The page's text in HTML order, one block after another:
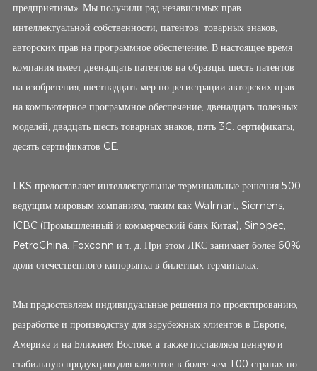
предприятиям». Мы получили ряд независимых прав
интеллектуальной собственности, патентов, товарных знаков,
авторских прав на программное обеспечение. В настоящее время
компания имеет двенадцать патентов на образцы, шесть патентов
на изобретения, шестнадцать мер по регистрации авторских прав
на компьютерное программное обеспечение, двенадцать полезных
моделей, двадцать шесть товарных знаков, пять 3C. сертификаты,
десять сертификатов CE.
LKS предоставляет интеллектуальные терминальные решения 500
ведущим мировым компаниям, таким как Walmart, Siemens,
ICBC (Промышленный и коммерческий банк Китая), Sinopec,
PetroChina, Foxconn и т. д. При этом ЛКС занимает более 60%
доли отечественного кинорынка в билетных терминалах.
Мы предоставляем индивидуальные решения по проектированию,
разработке и производству для зарубежных клиентов в Европе,
Америке и на Ближнем Востоке, а также поставляем ценную и
стабильную продукцию для клиентов в более чем 100 странах по